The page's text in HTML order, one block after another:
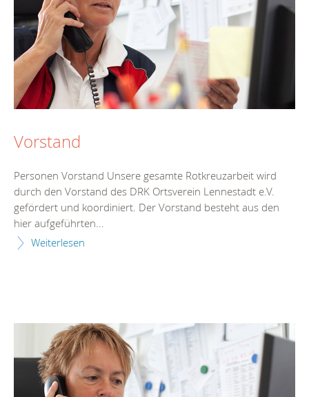
Vorstand
Personen Vorstand Unsere gesamte Rotkreuzarbeit wird
durch den Vorstand des DRK Ortsverein Lennestadt e.V.
gefördert und koordiniert. Der Vorstand besteht aus den
hier aufgeführten...
Weiterlesen